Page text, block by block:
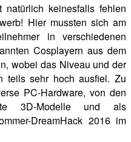
keinesfalls fehlen
Hier mussten sich am
in verschiedenen
Cosplayern aus dem
wobei das Niveau und der
teils sehr hoch ausfiel. Zu
PC-Hardware, von den
3D-Modelle und als
DreamHack 2016 im